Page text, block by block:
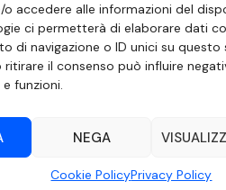
o accedere alle informazioni del
ci permetterà di elaborare dati
di navigazione o ID unici su questo
il consenso può influire
funzioni.
NEGA
Cookie PolicyPrivacy Policy
IN MATERIA DI ATTUAZIONE DEL
2003, N. 313
| P.Iva 00857190888.